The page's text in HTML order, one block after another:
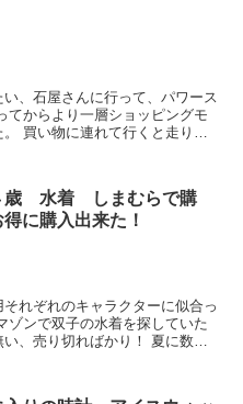
、石屋さんに行って、パワース
回
歳 水着 しまむらで購
に購入出来た！
れぞれのキャラクターに似合っ
り切ればかり！ 夏に数回